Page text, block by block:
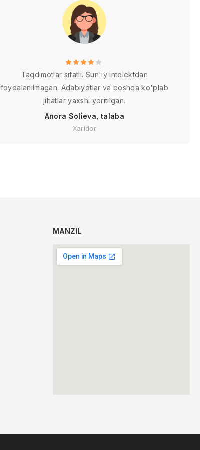
Taqdimotlar sifatli. Sun'iy intelektdan
foydalanilmagan. Adabiyotlar va boshqa ko'plab
jihatlar yaxshi yoritilgan.
Anora Solieva, talaba
Xaridor
MANZIL